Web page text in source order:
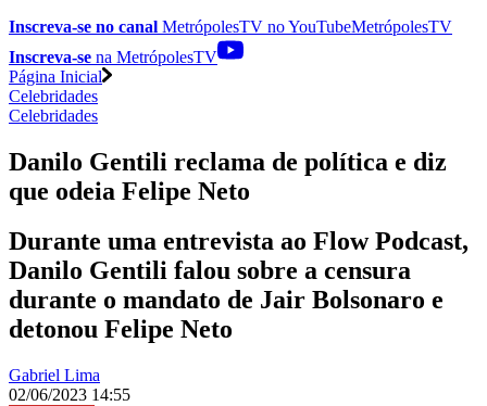
Inscreva-se no canal MetrópolesTV noYouTubeMetrópolesTV
Inscreva-se na MetrópolesTV
Página Inicial
Celebridades
Celebridades
Danilo Gentili reclama de política e diz
que odeia Felipe Neto
Durante uma entrevista ao Flow Podcast,
Danilo Gentili falou sobre a censura
durante o mandato de Jair Bolsonaro e
detonou Felipe Neto
Gabriel Lima
02/06/2023 14:55